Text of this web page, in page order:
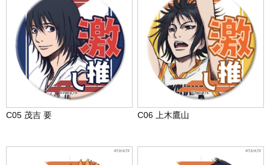
C05 茂吉 要 C06 上木鷹山